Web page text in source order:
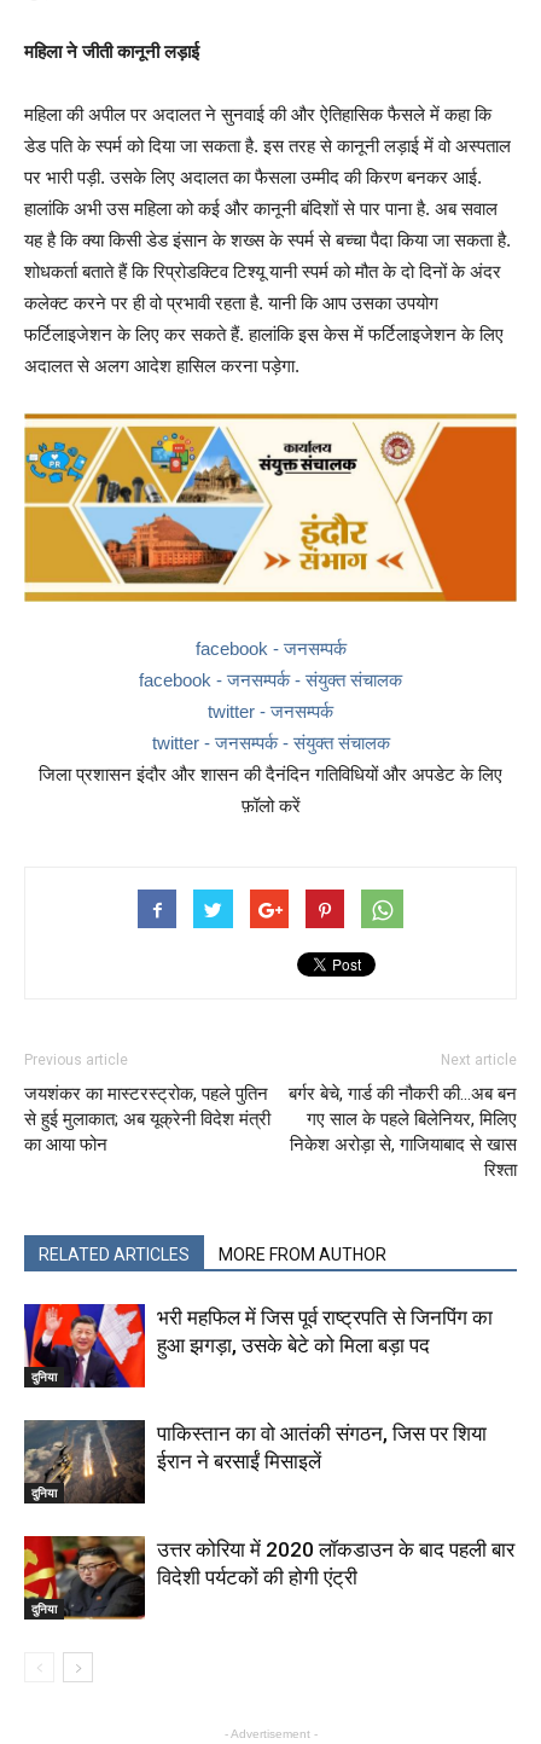
महिला ने जीती कानूनी लड़ाई
महिला की अपील पर अदालत ने सुनवाई की और ऐतिहासिक फैसले में कहा कि
डेड पति के स्पर्म को दिया जा सकता है. इस तरह से कानूनी लड़ाई में वो अस्पताल
पर भारी पड़ी. उसके लिए अदालत का फैसला उम्मीद की किरण बनकर आई.
हालांकि अभी उस महिला को कई और कानूनी बंदिशों से पार पाना है. अब सवाल
यह है कि क्या किसी डेड इंसान के शख्स के स्पर्म से बच्चा पैदा किया जा सकता है.
शोधकर्ता बताते हैं कि रिप्रोडक्टिव टिश्यू यानी स्पर्म को मौत के दो दिनों के अंदर
कलेक्ट करने पर ही वो प्रभावी रहता है. यानी कि आप उसका उपयोग
फर्टिलाइजेशन के लिए कर सकते हैं. हालांकि इस केस में फर्टिलाइजेशन के लिए
अदालत से अलग आदेश हासिल करना पड़ेगा.
facebook - जनसम्पर्क
facebook - जनसम्पर्क - संयुक्त संचालक
twitter - जनसम्पर्क
twitter - जनसम्पर्क - संयुक्त संचालक
जिला प्रशासन इंदौर और शासन की दैनंदिन गतिविधियों और अपडेट के लिए
फ़ॉलो करें
Previous article
जयशंकर का मास्‍टरस्‍ट्रोक, पहले पुतिन
से हुई मुलाकात; अब यूक्रेनी विदेश मंत्री
का आया फोन
Next article
बर्गर बेचे, गार्ड की नौकरी की…अब बन
गए साल के पहले बिलेनियर, मिलिए
निकेश अरोड़ा से, गाजियाबाद से खास
रिश्ता
RELATED ARTICLES MORE FROM AUTHOR
दुनिया
भरी महफिल में जिस पूर्व राष्‍ट्रपति से जिनपिंग का
हुआ झगड़ा, उसके बेटे को मिला बड़ा पद
दुनिया
पाकिस्तान का वो आतंकी संगठन, जिस पर शिया
ईरान ने बरसाईं मिसाइलें
दुनिया
उत्तर कोरिया में 2020 लॉकडाउन के बाद पहली बार
विदेशी पर्यटकों की होगी एंट्री
- Advertisement -